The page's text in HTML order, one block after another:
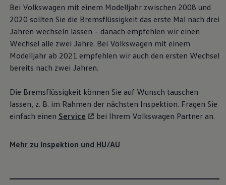
Bei Volkswagen mit einem Modelljahr zwischen 2008 und
2020 sollten Sie die Bremsflüssigkeit das erste Mal nach drei
Jahren wechseln lassen – danach empfehlen wir einen
Wechsel alle zwei Jahre. Bei Volkswagen mit einem
Modelljahr ab 2021 empfehlen wir auch den ersten Wechsel
bereits nach zwei Jahren.
Die Bremsflüssigkeit können Sie auf Wunsch tauschen
lassen, z. B. im Rahmen der nächsten Inspektion. Fragen Sie
einfach einen Service bei Ihrem Volkswagen Partner an.
Mehr zu Inspektion und HU/AU